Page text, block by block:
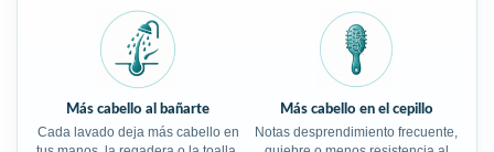
Más cabello al bañarte
Cada lavado deja más cabello en
Más cabello en el cepillo
Notas desprendimiento frecuente,